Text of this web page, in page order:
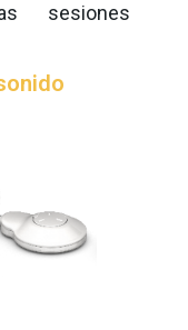
sesiones